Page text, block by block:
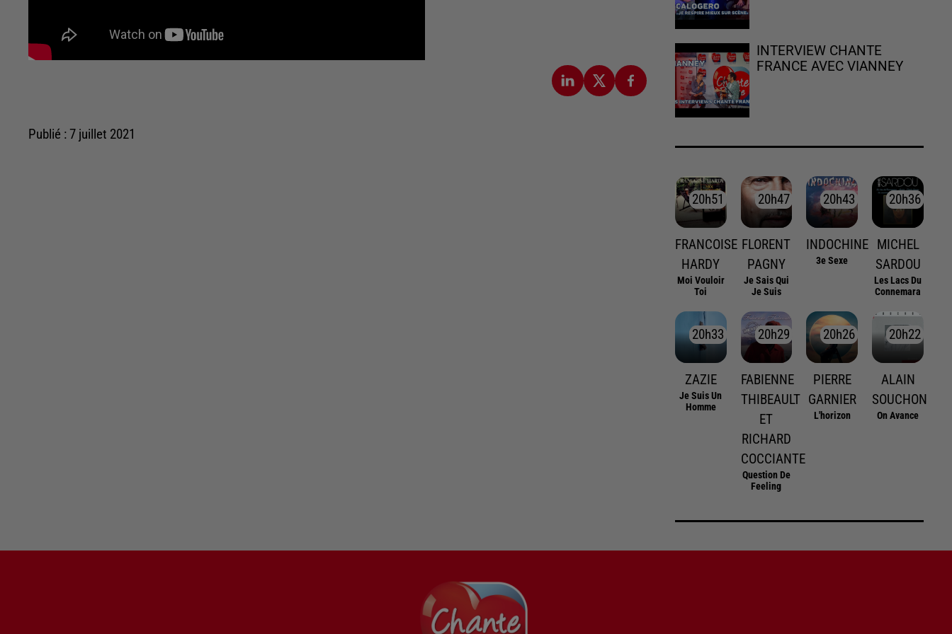
Publié : 7 juillet 2021
INTERVIEW CHANTE
FRANCE AVEC VIANNEY
20h51
20h51
FRANCOISE
HARDY
Moi Vouloir
Toi
20h47
20h47
FLORENT
PAGNY
Je Sais Qui
Je Suis
20h43
20h43
INDOCHINE
3e Sexe
20h36
20h36
MICHEL
SARDOU
Les Lacs Du
Connemara
20h33
20h33
ZAZIE
Je Suis Un
Homme
20h29
20h29
FABIENNE
THIBEAULT
ET
RICHARD
COCCIANTE
Question De
Feeling
20h26
20h26
PIERRE
GARNIER
L'horizon
20h22
20h22
ALAIN
SOUCHON
On Avance